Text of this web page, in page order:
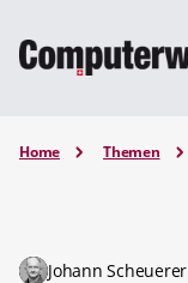
Home Themen
Johann Scheuerer